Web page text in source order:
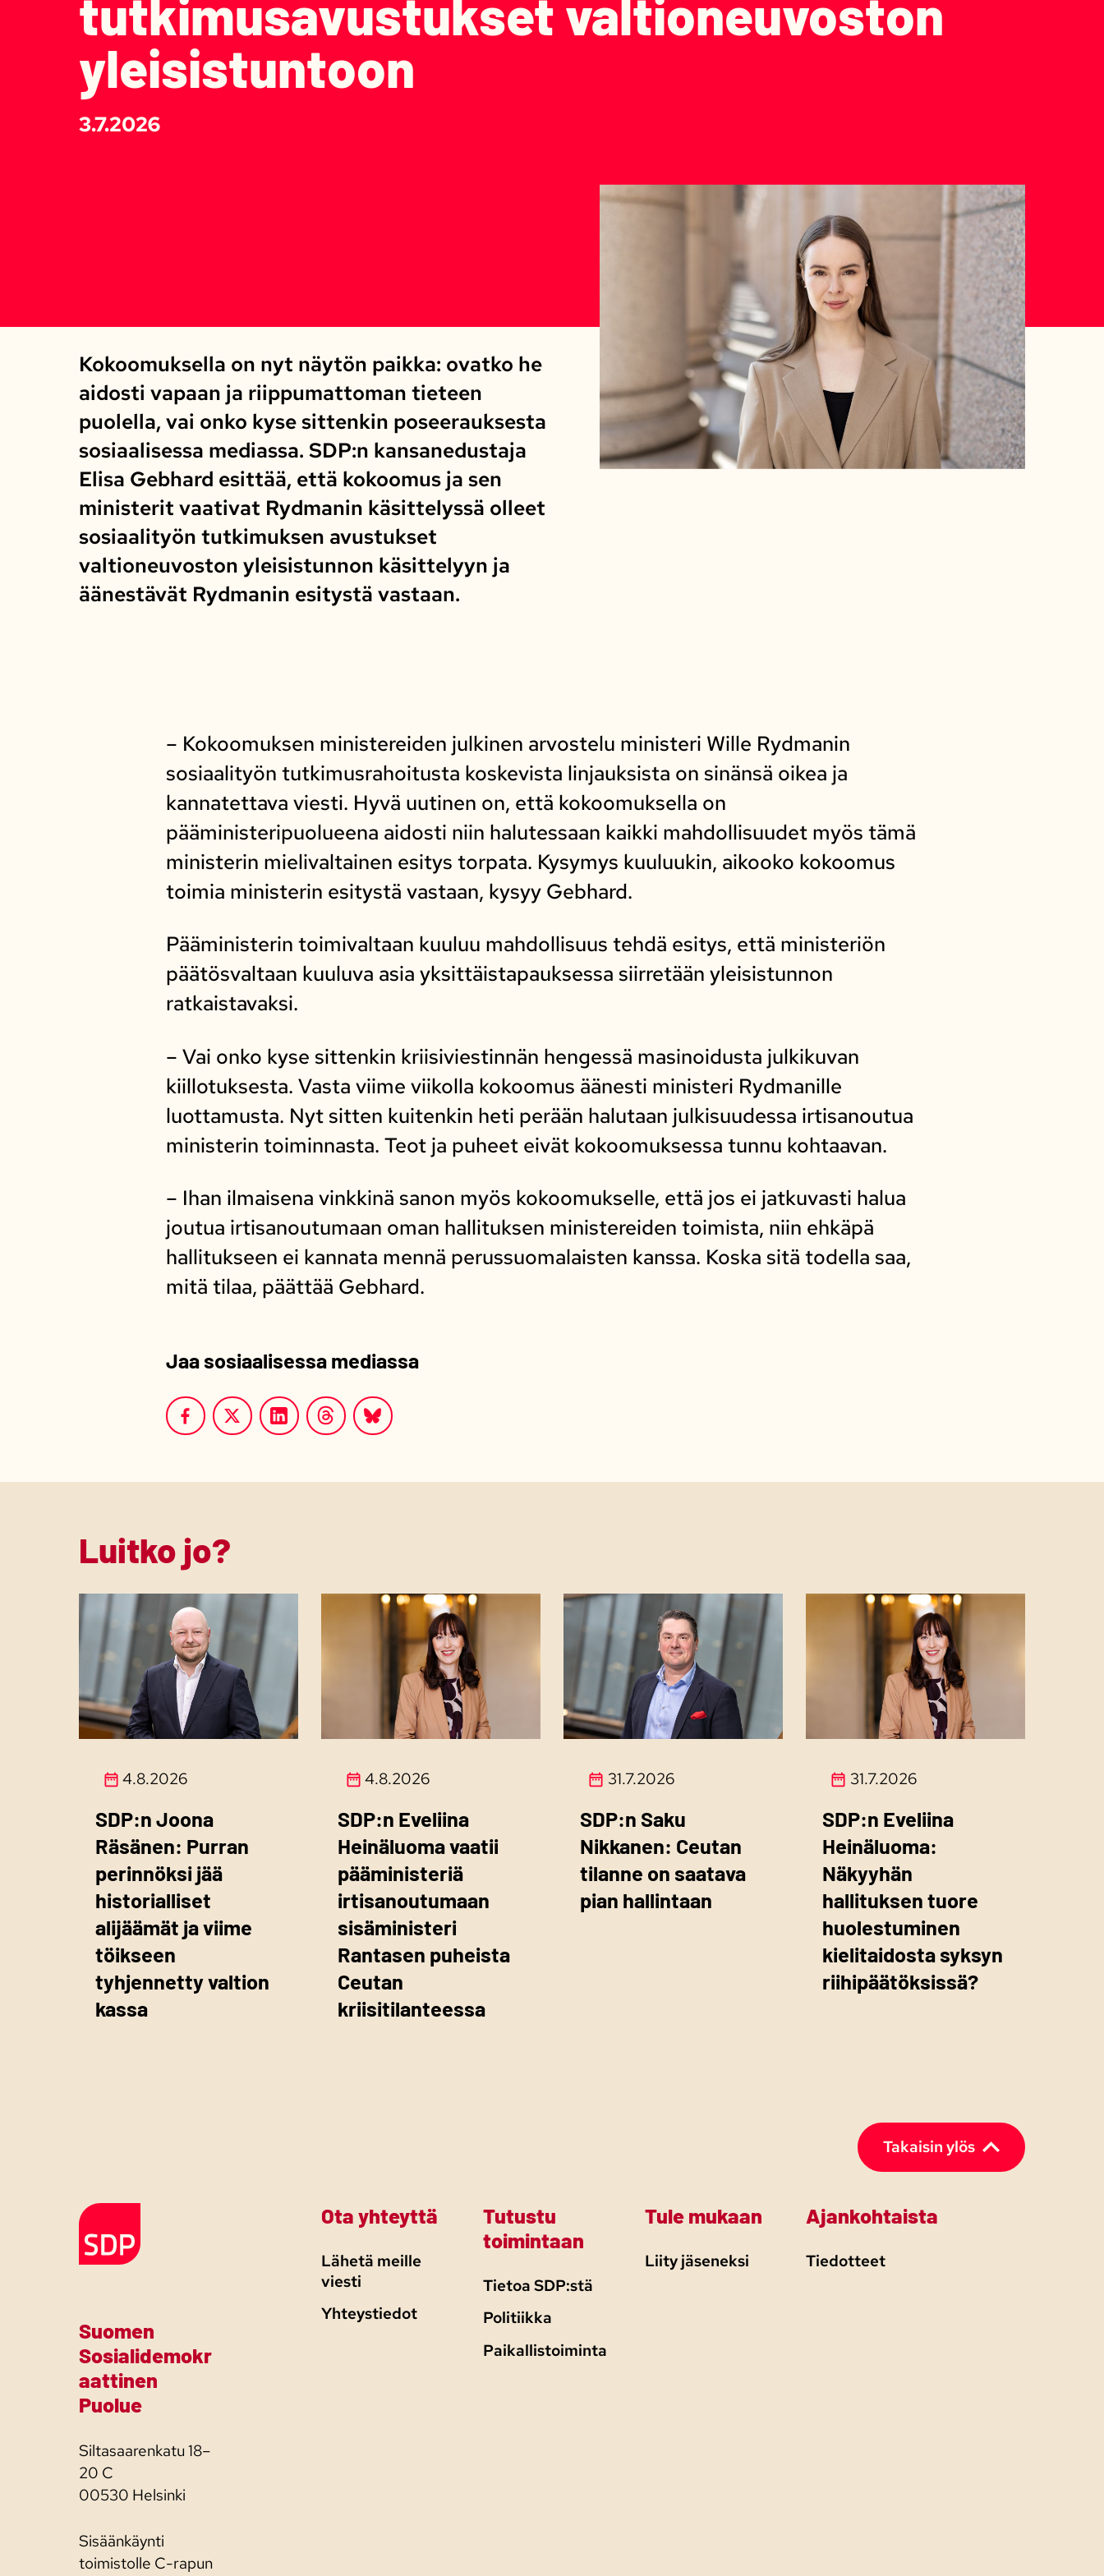
tutkimusavustukset valtioneuvoston
yleisistuntoon
3.7.2026
Kokoomuksella on nyt näytön paikka: ovatko he
aidosti vapaan ja riippumattoman tieteen
puolella, vai onko kyse sittenkin poseerauksesta
sosiaalisessa mediassa. SDP:n kansanedustaja
Elisa Gebhard esittää, että kokoomus ja sen
ministerit vaativat Rydmanin käsittelyssä olleet
sosiaalityön tutkimuksen avustukset
valtioneuvoston yleisistunnon käsittelyyn ja
äänestävät Rydmanin esitystä vastaan.
– Kokoomuksen ministereiden julkinen arvostelu ministeri Wille Rydmanin
sosiaalityön tutkimusrahoitusta koskevista linjauksista on sinänsä oikea ja
kannatettava viesti. Hyvä uutinen on, että kokoomuksella on
pääministeripuolueena aidosti niin halutessaan kaikki mahdollisuudet myös tämä
ministerin mielivaltainen esitys torpata. Kysymys kuuluukin, aikooko kokoomus
toimia ministerin esitystä vastaan, kysyy Gebhard.
Pääministerin toimivaltaan kuuluu mahdollisuus tehdä esitys, että ministeriön
päätösvaltaan kuuluva asia yksittäistapauksessa siirretään yleisistunnon
ratkaistavaksi.
– Vai onko kyse sittenkin kriisiviestinnän hengessä masinoidusta julkikuvan
kiillotuksesta. Vasta viime viikolla kokoomus äänesti ministeri Rydmanille
luottamusta. Nyt sitten kuitenkin heti perään halutaan julkisuudessa irtisanoutua
ministerin toiminnasta. Teot ja puheet eivät kokoomuksessa tunnu kohtaavan.
– Ihan ilmaisena vinkkinä sanon myös kokoomukselle, että jos ei jatkuvasti halua
joutua irtisanoutumaan oman hallituksen ministereiden toimista, niin ehkäpä
hallitukseen ei kannata mennä perussuomalaisten kanssa. Koska sitä todella saa,
mitä tilaa, päättää Gebhard.
Jaa sosiaalisessa mediassa
Luitko jo?
4.8.2026
SDP:n Joona
Räsänen: Purran
perinnöksi jää
historialliset
alijäämät ja viime
töikseen
tyhjennetty valtion
kassa
4.8.2026
SDP:n Eveliina
Heinäluoma vaatii
pääministeriä
irtisanoutumaan
sisäministeri
Rantasen puheista
Ceutan
kriisitilanteessa
31.7.2026
SDP:n Saku
Nikkanen: Ceutan
tilanne on saatava
pian hallintaan
31.7.2026
SDP:n Eveliina
Heinäluoma:
Näkyyhän
hallituksen tuore
huolestuminen
kielitaidosta syksyn
riihipäätöksissä?
Takaisin ylös
Etusivulle
Suomen
Sosialidemokr
aattinen
Puolue
Siltasaarenkatu 18–
20 C
00530 Helsinki
Sisäänkäynti
toimistolle C-rapun
Ota yhteyttä
Lähetä meille
viesti
Yhteystiedot
Tutustu
toimintaan
Tietoa SDP:stä
Politiikka
Paikallistoiminta
Tule mukaan
Liity jäseneksi
Ajankohtaista
Tiedotteet